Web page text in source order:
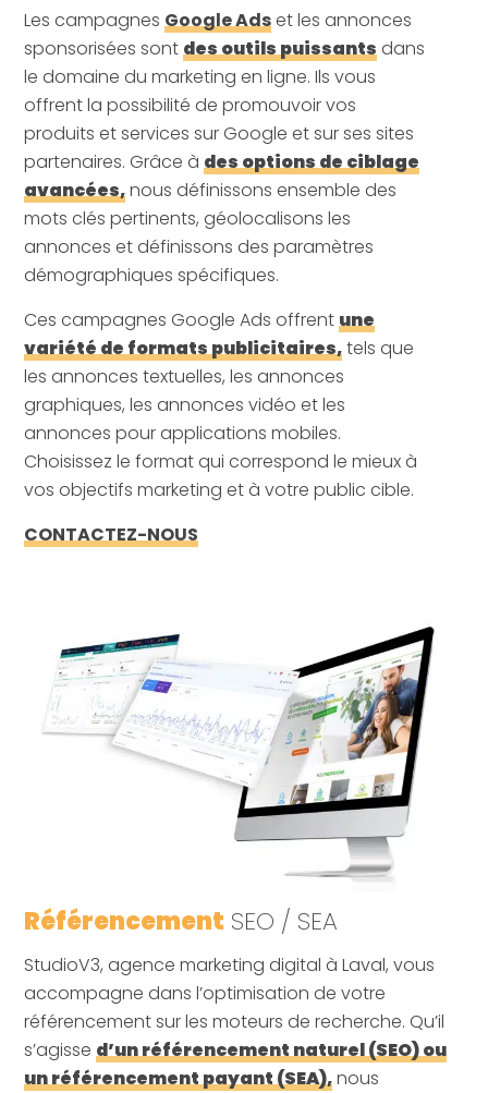
Les campagnesGoogle Adset les annonces
sponsorisées sontdes outils puissantsdans
le domaine du marketing en ligne. Ils vous
offrent la possibilité de promouvoir vos
produits et services sur Google et sur ses sites
partenaires. Grâce àdes options de ciblage
avancées,nous définissons ensemble des
mots clés pertinents, géolocalisons les
annonces et définissons des paramètres
démographiques spécifiques.
Ces campagnes Google Ads offrentune
variété de formats publicitaires,tels que
les annonces textuelles, les annonces
graphiques, les annonces vidéo et les
annonces pour applications mobiles.
Choisissez le format qui correspond le mieux à
vos objectifs marketing et à votre public cible.
CONTACTEZ-NOUS
Référencement SEO / SEA
StudioV3, agence marketing digital à Laval, vous
accompagne dans l’optimisation de votre
référencement sur les moteurs de recherche. Qu’il
s’agissed’un référencement naturel (SEO) ou
un référencement payant (SEA),nous